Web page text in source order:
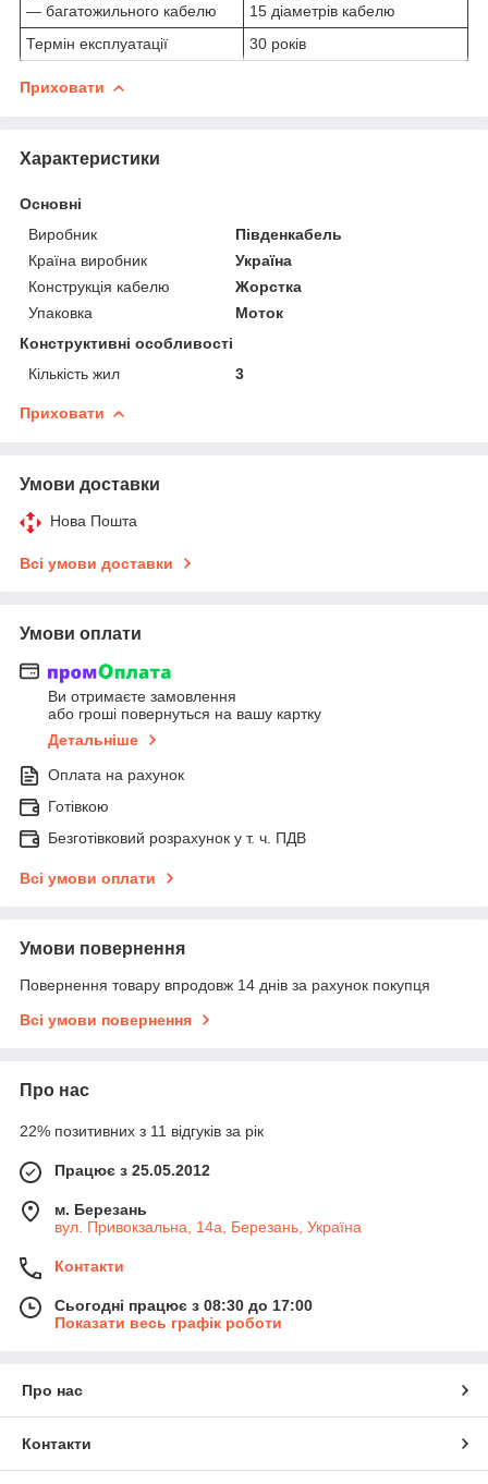
— багатожильного кабелю
15 діаметрів кабелю
Термін експлуатації
30 років
Приховати
Характеристики
Основні
Виробник
Південкабель
Країна виробник
Україна
Конструкція кабелю
Жорстка
Упаковка
Моток
Конструктивні особливості
Кількість жил
3
Приховати
Умови доставки
Нова Пошта
Всі умови доставки
Умови оплати
Ви отримаєте замовлення
або гроші повернуться на вашу картку
Детальніше
Оплата на рахунок
Готівкою
Безготівковий розрахунок у т. ч. ПДВ
Всі умови оплати
Умови повернення
Повернення товару впродовж 14 днів за рахунок покупця
Всі умови повернення
Про нас
22% позитивних з 11 відгуків за рік
Працює з 25.05.2012
м. Березань
вул. Привокзальна, 14а, Березань, Україна
Контакти
Сьогодні працює з 08:30 до 17:00
Показати весь графік роботи
Про нас
Контакти